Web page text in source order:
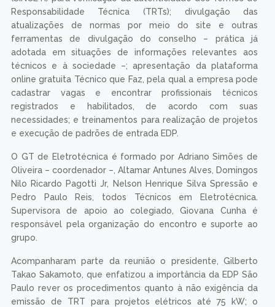
Responsabilidade Técnica (TRTs); divulgação das
atualizações de normas por meio do site e outras
ferramentas de divulgação do conselho – prática já
adotada em situações de informações relevantes aos
técnicos e à sociedade –; apresentação da plataforma
online gratuita Técnico que Faz, pela qual a empresa pode
cadastrar vagas e encontrar profissionais técnicos
registrados e habilitados, de acordo com suas
necessidades; e treinamentos para realização de projetos
e execução de padrões de entrada EDP.
O GT de Eletrotécnica é formado por Adriano Simões de
Oliveira – coordenador –, Altamar Antunes Alves, Domingos
Nilo Ricardo Pagotti Jr, Nelson Henrique Silva Spressão e
Pedro Paulo Reis, todos Técnicos em Eletrotécnica.
Supervisora de apoio ao colegiado, Giovana Cunha é
responsável pela organização do encontro e suporte ao
grupo.
Acompanharam parte da reunião o presidente, Gilberto
Takao Sakamoto, que enfatizou a importância da EDP São
Paulo rever os procedimentos quanto à não exigência da
emissão de TRT para projetos elétricos até 75 kW; o